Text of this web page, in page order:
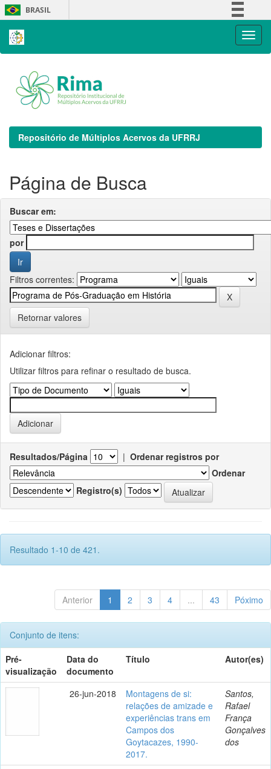
Skip
navigation
BRASIL
Repositório de Múltiplos Acervos da UFRRJ
Página de Busca
Buscar em:
por
Filtros correntes:
Retornar valores
Adicionar filtros:
Utilizar filtros para refinar o resultado de busca.
Resultados/Página | Ordenar registros por
Ordenar
Registro(s)
Resultado 1-10 de 421.
Anterior 1 2 3 4 ... 43 Póximo
Conjunto de itens:
Pré-
visualização
Data do
documento
Título Autor(es)
26-jun-2018
Montagens de si:
relações de amizade e
experiências trans em
Campos dos
Goytacazes, 1990-
2017.
Santos,
Rafael
França
Gonçalves
dos